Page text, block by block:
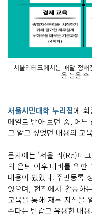
서울리테크에서는 매달 정
을 들을
서울시민대학 누리집에
메일로 받아 보던 중, 어
고 알고 싶었던 내용의 교
문자에는 '서울 리(Re)테
의 은퇴 이후 대비를 위한
내용이 있었다. 주민등록
있으며, 현직에서 활동하
교육을 통해 재무 지식을
준다는 반갑고 유용한 내